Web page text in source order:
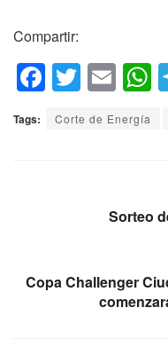
Compartir:
F
a
c
k
T
wi
tt
E
m
ail
h
p
Tags: Corte de Energía
Sorteo
Copa Challenger